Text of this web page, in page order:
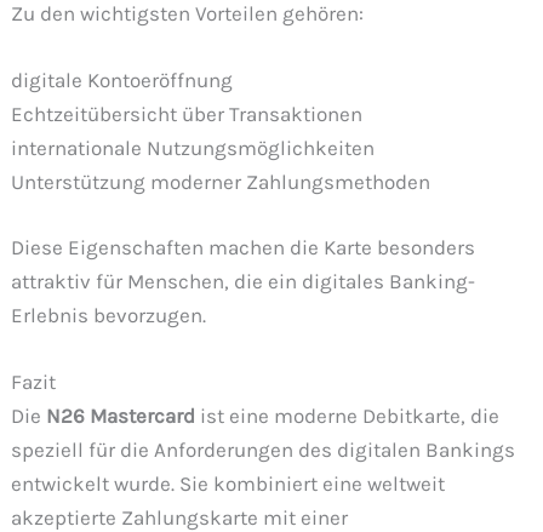
Zu den wichtigsten Vorteilen gehören:
digitale Kontoeröffnung
Echtzeitübersicht über Transaktionen
internationale Nutzungsmöglichkeiten
Unterstützung moderner Zahlungsmethoden
Diese Eigenschaften machen die Karte besonders
attraktiv für Menschen, die ein digitales Banking-
Erlebnis bevorzugen.
Fazit
Die N26 Mastercard ist eine moderne Debitkarte, die
speziell für die Anforderungen des digitalen Bankings
entwickelt wurde. Sie kombiniert eine weltweit
akzeptierte Zahlungskarte mit einer